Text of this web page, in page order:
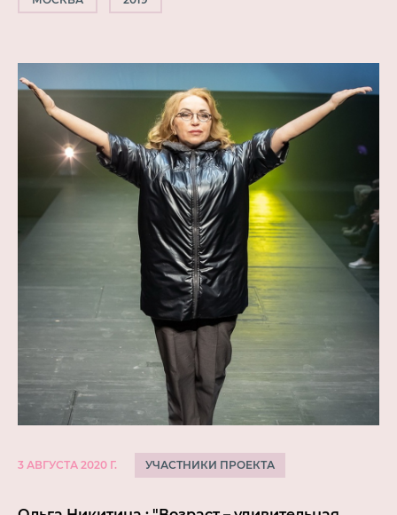
3 АВГУСТА 2020 Г. УЧАСТНИКИ ПРОЕКТА